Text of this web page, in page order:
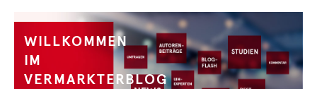
WILLKOMMEN
IM
VERMARKTERBLOG